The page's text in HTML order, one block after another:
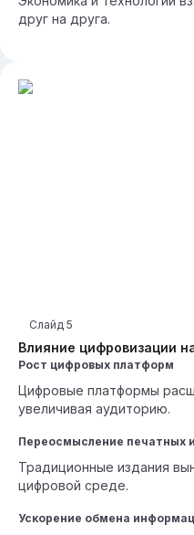
друг на друга.
Влияние цифровизации
Слайд 5
Рост цифровых платформ
Цифровые платформы
увеличивая аудиторию.
Переосмысление печатных
Традиционные издания
цифровой среде.
Ускорение обмена